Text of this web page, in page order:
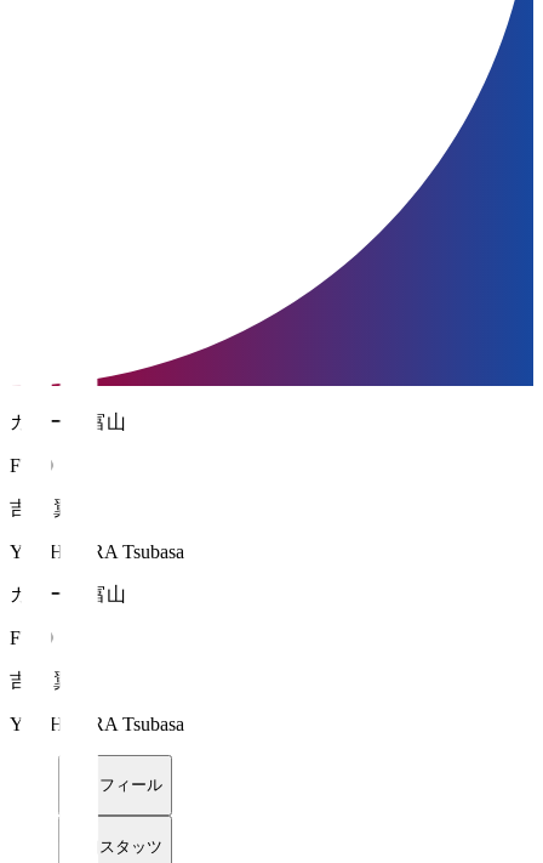
カターレ富山
FW 9
吉平 翼
YOSHIHIRA Tsubasa
カターレ富山
FW 9
吉平 翼
YOSHIHIRA Tsubasa
プロフィール
詳細スタッツ